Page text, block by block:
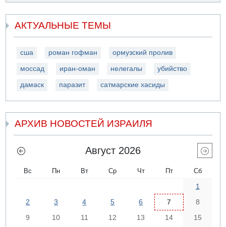
АКТУАЛЬНЫЕ ТЕМЫ
сша роман гофман ормузский пролив
моссад иран-оман нелегалы убийство
дамаск паразит сатмарские хасиды
АРХИВ НОВОСТЕЙ ИЗРАИЛЯ
Август 2026
Вс Пн Вт Ср Чт Пт Сб
1
2
3 4 5 6 7
8
9
10 11 12 13 14
15